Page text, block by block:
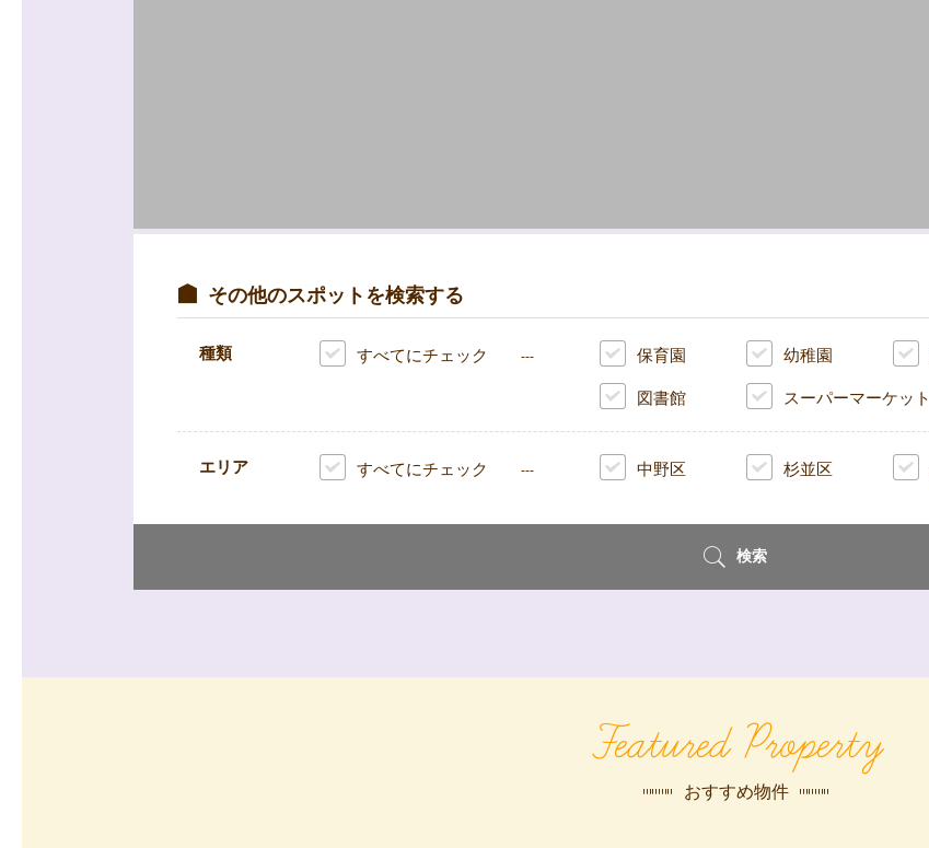
その他のスポットを検索する
種類 すべてにチェック --- 保育園 幼稚園
図書館 スーパーマーケット
エリア すべてにチェック --- 中野区 杉並区
検索
Featured Property
おすすめ物件